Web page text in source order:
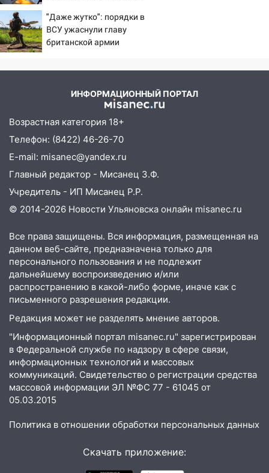
15:27
Прокуратура проверяет
капремонт школы в селе Кивать
15:08
В Кузоватово после прокурорской
пешеходных переходах
На проспекте Гая в Ульяновске
запретили остановку автомобилей на
50-метровом участке
14:22 В Новом городе 8 августа пройдет
большой фестиваль «Наше время» с
мотофристайлом и концертом
«Мураками»
14:04 Жару смоет ливнями: прогноз
выходные 8-9 августа
13:30 В Ульяновске транспортные
полицейские проведут акцию «Час
пассажира»
13:20 В Ульяновске за один день
обокрали женщину на пляже и
13:01 В Димитровграде мужчина
выбросил из машины страйкбольную
гранату: его задержали
12:34 На Ульяновскую область
и шквал до 27 м/с
Ульяновец хотел купить иномарку
из Европы и потерял 760 тысяч рублей
России за это полетят
головы?
"Даже жутко": порядки в
ВСУ ужаснули главу
британской армии
ИНФОРМАЦИОННЫЙ ПОРТАЛ
Возрастная категория 18+
Телефон: (8422) 46-26-70
E-mail: misanec@yandex.ru
Главный редактор - Мисанец З.Ф.
Учредитель - ИП Мисанец Р.Р.
© 2014-2026 Новости Ульяновска онлайн misanec.ru
Все права защищены. Вся информация, размещенная на
данном веб-сайте, предназначена только для
персонального пользования и не подлежит
дальнейшему воспроизведению и/или
распространению в какой-либо форме, иначе как с
письменного разрешения редакции.
Редакция может не разделять мнение авторов.
"Информационный портал misanec.ru" зарегистрирован
в Федеральной службе по надзору в сфере связи,
информационных технологий и массовых
коммуникаций. Свидетельство о регистрации средства
массовой информации ЭЛ №ФС 77 - 61045 от
05.03.2015
Политика в отношении обработки персональных данных
Скачать приложение: